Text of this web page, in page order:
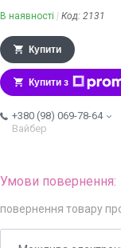
В наявності Код: 2131
Купити
Купити з
+380 (98) 069-78-64
Вайбер
повернення товару